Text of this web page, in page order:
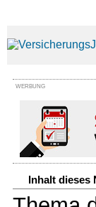
WERBUNG
Inhalt dieses